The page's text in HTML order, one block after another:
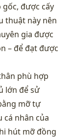
được cấy
thuật này nên
gia được
– để đạt được
phù hợp
lớn để sử
mỡ tự
cá nhân của
hút mỡ đồng